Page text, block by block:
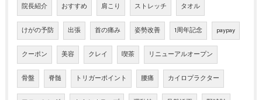
院長紹介 おすすめ 肩こり ストレッチ タオル
けがの予防 出張 首の痛み 姿勢改善 1周年記念 paypay
クーポン 美容 クレイ 喫茶 リニューアルオープン
骨盤 脊髄 トリガーポイント 腰痛 カイロプラクター